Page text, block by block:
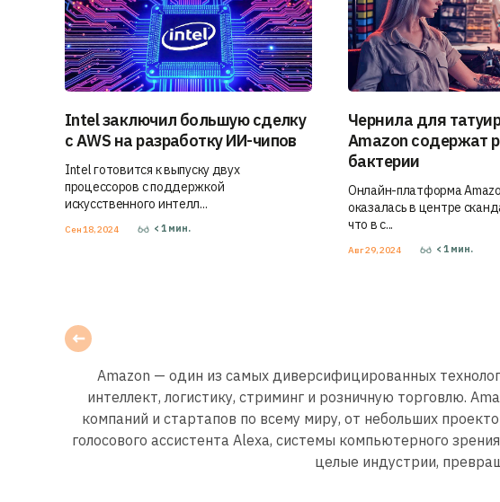
Intel заключил большую сделку
с AWS на разработку ИИ-чипов
Intel готовится к выпуску двух
процессоров с поддержкой
искусственного интелл...
Сен 18, 2024 < 1 мин.
Чернила для
Amazon содержат
бактерии
Онлайн-платформа
оказалась в центре
что в с...
Авг 29, 2024 < 1 мин.
Amazon — один из самых диверсифицированных
интеллект, логистику, стриминг и розничную торговлю.
компаний и стартапов по всему миру, от небольших
голосового ассистента Alexa, системы компьютерного
целые индустрии,